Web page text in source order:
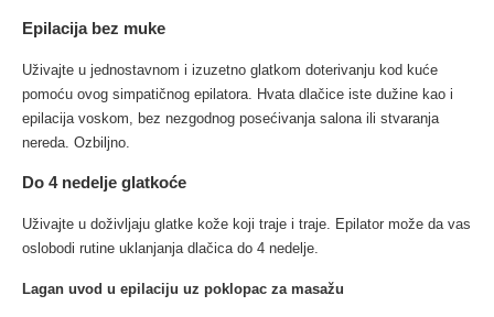
Epilacija bez muke
Uživajte u jednostavnom i izuzetno glatkom doterivanju kod kuće
pomoću ovog simpatičnog epilatora. Hvata dlačice iste dužine kao i
epilacija voskom, bez nezgodnog posećivanja salona ili stvaranja
nereda. Ozbiljno.
Do 4 nedelje glatkoće
Uživajte u doživljaju glatke kože koji traje i traje. Epilator može da vas
oslobodi rutine uklanjanja dlačica do 4 nedelje.
Lagan uvod u epilaciju uz poklopac za masažu